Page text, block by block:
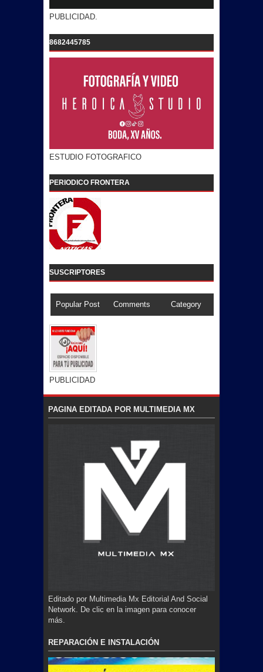
PUBLICIDAD.
8682445785
ESTUDIO FOTOGRAFICO
PERIODICO FRONTERA
SUSCRIPTORES
Popular Post Comments Category
PUBLICIDAD
PAGINA EDITADA POR MULTIMEDIA MX
Editado por Multimedia Mx Editorial And Social
Network. De clic en la imagen para conocer
más.
REPARACIÓN E INSTALACIÓN